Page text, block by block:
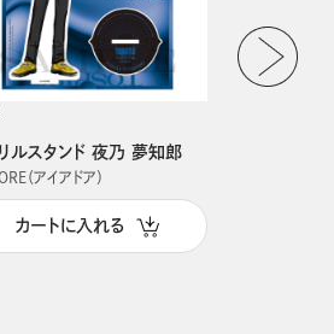
ルスタンド 夜乃 夢知郎
（アイアドア）
カートに入れる